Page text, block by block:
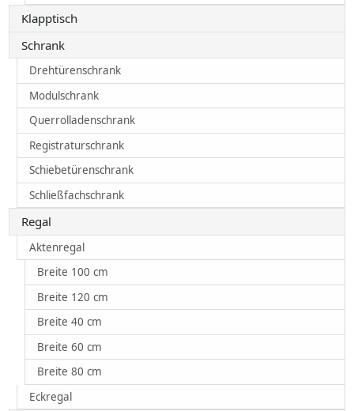
Klapptisch
Schrank
Drehtürenschrank
Modulschrank
Querrolladenschrank
Registraturschrank
Schiebetürenschrank
Schließfachschrank
Regal
Aktenregal
Breite 100 cm
Breite 120 cm
Breite 40 cm
Breite 60 cm
Breite 80 cm
Eckregal